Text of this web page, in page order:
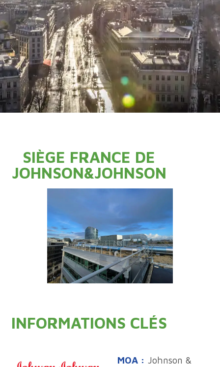
SIÈGE FRANCE DE
JOHNSON&JOHNSON
INFORMATIONS CLÉS
MOA : Johnson &